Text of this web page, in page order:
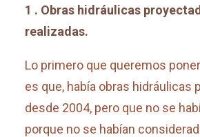
1 . Obras hidráulicas
realizadas.
Lo primero que queremos
es que, había obras hidráulicas
desde 2004, pero que no se
porque no se habían